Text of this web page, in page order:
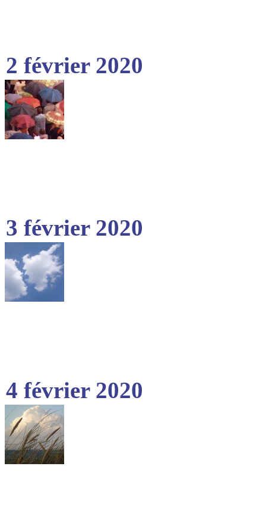
2 février 2020
3 février 2020
4 février 2020